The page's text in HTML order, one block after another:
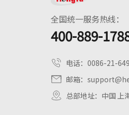
全国统一服务热线：
400-889-
电话： 0086-21-
邮箱：
总部地址：中国 上